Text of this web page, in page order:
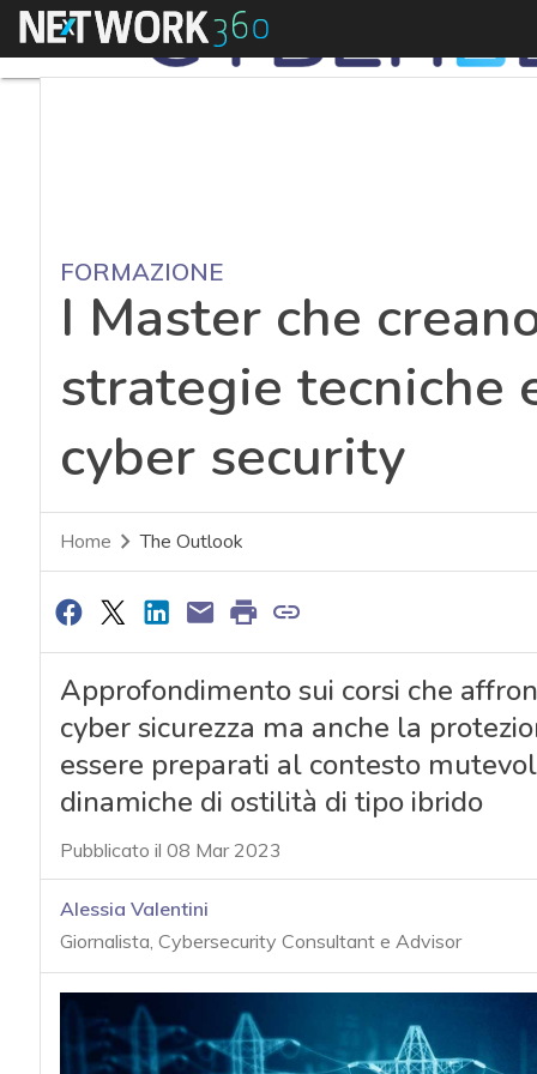
Menu
FORMAZIONE
I Master che
strategie tecniche
cyber security
Home The Outlook
Approfondimento sui corsi che
cyber sicurezza ma anche la
essere preparati al contesto
dinamiche di ostilità di tipo ibrido
Pubblicato il 08 Mar 2023
Alessia Valentini
Giornalista, Cybersecurity Consultant e Advisor